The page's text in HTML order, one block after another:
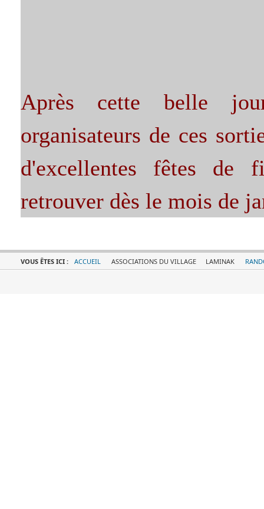
Après cette belle
organisateurs de ces
d'excellentes fêtes de
retrouver dès le mois de
VOUS ÊTES ICI : ACCUEIL ASSOCIATIONS DU VILLAGE LAMINAK